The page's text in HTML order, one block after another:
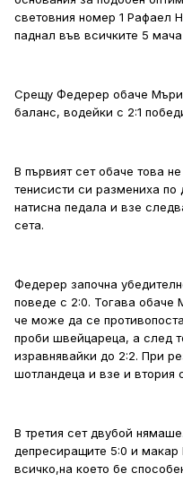
световния номер 1 Рафаел
паднал във всичките 5
Срещу Федерер обаче
баланс, водейки с 2:1
В първият сет обаче това
тенисисти си размениха
натисна педала и взе
сета.
Федерер започна
поведе с 2:0. Тогава
че може да се
проби швейцареца, а след
изравнявайки до 2:2. При
шотландеца и взе и втория
В третия сет двубой
депресиращите 5:0 и
всичко,на което бе